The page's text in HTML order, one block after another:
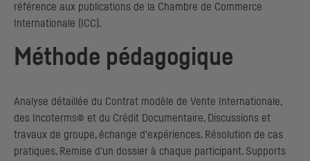
référence aux publications de la Chambre de Commerce
Internationale (
ICC ).
Méthode pédagogique
Analyse détaillée du Contrat modèle de Vente Internationale,
des Incoterms© et du Crédit Documentaire. Discussions et
travaux de groupe, échange d'expériences. Résolution de cas
pratiques. Remise d'un dossier à chaque participant. Supports